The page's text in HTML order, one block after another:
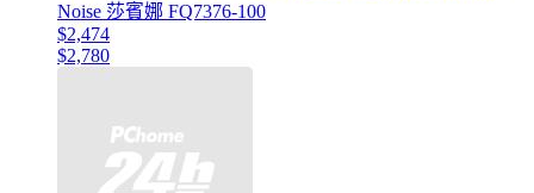
Noise 莎賓娜 FQ7376-100
$2,474
$2,780